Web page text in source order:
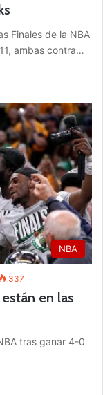
Finales de la NBA
ambas contra…
NBA
337
en las
tras ganar 4-0